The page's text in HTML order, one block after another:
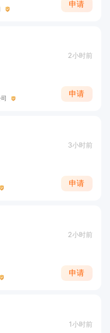
申请
2小时前
申请
3小时前
申请
2小时前
申请
1小时前